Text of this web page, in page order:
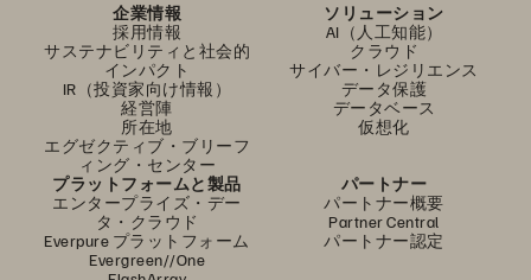
企業情報
採用情報
サステナビリティと社会的
インパクト
IR（投資家向け情報）
経営陣
所在地
エグゼクティブ・ブリーフ
ィング・センター
ソリューション
AI（人工知能）
クラウド
サイバー・レジリエンス
データ保護
データベース
仮想化
プラットフォームと製品
エンタープライズ・デー
タ・クラウド
Everpure プラットフォーム
Evergreen//One
パートナー
パートナー概要
Partner Central
パートナー認定